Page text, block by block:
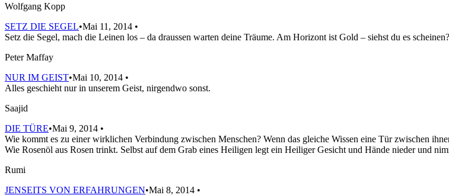
Wolfgang Kopp
SETZ DIE SEGEL•Mai 11, 2014 •
Setz die Segel, mach die Leinen los – da draussen warten deine Träume. Am Horizont ist Gold – siehst du es
Peter Maffay
NUR IM GEIST•Mai 10, 2014 •
Alles geschieht nur in unserem Geist, nirgendwo sonst.
Saajid
DIE TÜRE•Mai 9, 2014 •
Wie kommt es zu einer wirklichen Verbindung zwischen Menschen? Wenn das gleiche Wissen eine Tür zwischen
Wie Rosenöl aus Rosen trinkt. Selbst auf dem Grab eines Heiligen legt ein Heiliger Gesicht und Hände nieder und
Rumi
JENSEITS VON ERFAHRUNGEN•Mai 8, 2014 •